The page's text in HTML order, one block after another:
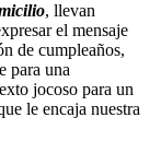
, llevan
el mensaje
de cumpleaños,
para una
jocoso para un
le encaja nuestra